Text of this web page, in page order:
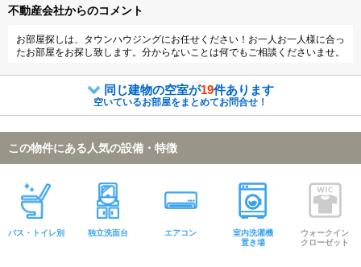
不動産会社からのコメント
お部屋探しは、タウンハウジングにお任せください！お一人お一人様に合っ
たお部屋をお探し致します。分からないことは何でもご相談くださいませ。
同じ建物の空室が19件あります
空いているお部屋をまとめてお問合せ！
この物件にある人気の設備・特徴
バス・トイレ別 独立洗面台 エアコン
室内洗濯機
置き場
ウォークイン
クローゼット